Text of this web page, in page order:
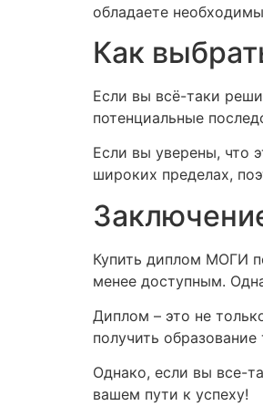
обладаете
Как
Если вы всё-таки
потенциальные
Если вы уверены, что
широких пределах,
Купить диплом МОГИ
менее доступным.
Диплом – это не
получить
Однако, если вы все-
вашем пути к успеху!